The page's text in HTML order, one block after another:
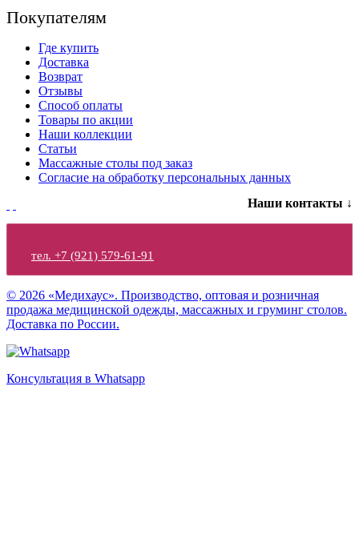
Покупателям
Где купить
Доставка
Возврат
Отзывы
Способ оплаты
Товары по акции
Наши коллекции
Статьи
Массажные столы под заказ
Согласие на обработку персональных данных
Наши контакты ↓
тел. +7 (921) 579-61-91
© 2026 «Медихаус». Производство, оптовая и розничная
продажа медицинской одежды, массажных и груминг столов.
Доставка по России.
Консультация в Whatsapp